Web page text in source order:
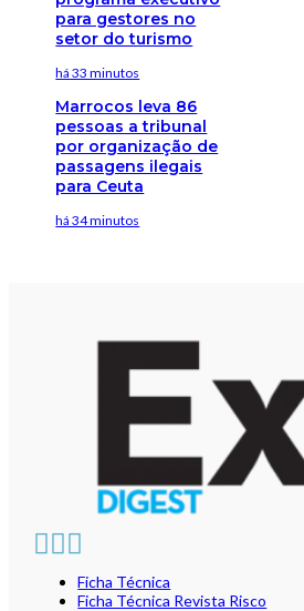
para gestores no
setor do turismo
há 33 minutos
Marrocos leva 86
pessoas a tribunal
por organização de
passagens ilegais
para Ceuta
há 34 minutos
Ficha Técnica
Ficha Técnica Revista Risco